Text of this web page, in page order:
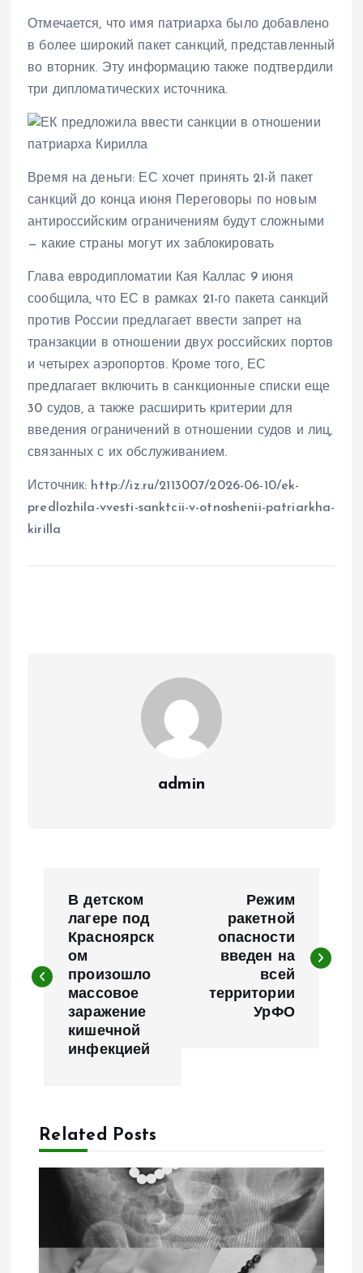
Отмечается, что имя патриарха было добавлено
в более широкий пакет санкций, представленный
во вторник. Эту информацию также подтвердили
три дипломатических источника.
Время на деньги: ЕС хочет принять 21-й пакет
санкций до конца июня Переговоры по новым
антироссийским ограничениям будут сложными
— какие страны могут их заблокировать
Глава евродипломатии Кая Каллас 9 июня
сообщила, что ЕС в рамках 21-го пакета санкций
против России предлагает ввести запрет на
транзакции в отношении двух российских портов
и четырех аэропортов. Кроме того, ЕС
предлагает включить в санкционные списки еще
30 судов, а также расширить критерии для
введения ограничений в отношении судов и лиц,
связанных с их обслуживанием.
Источник: http://iz.ru/2113007/2026-06-10/ek-
predlozhila-vvesti-sanktcii-v-otnoshenii-patriarkha-
kirilla
admin
в
ц
и
п
В детском
лагере под
Красноярск
ом
произошло
массовое
заражение
кишечной
инфекцией
Режим
ракетной
опасности
введен на
всей
территории
УрФО
Related Posts